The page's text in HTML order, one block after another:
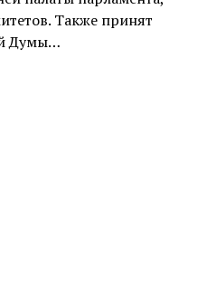
Также принят
Думы…